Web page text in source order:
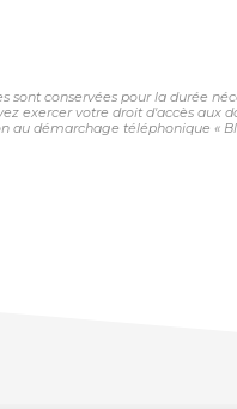
sont conservées pour la durée
exercer votre droit d'accès aux
au démarchage téléphonique «